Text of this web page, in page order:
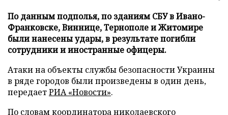
По данным подполья, по зданиям СБУ в Ивано-
Франковске, Виннице, Тернополе и Житомире
были нанесены удары, в результате погибли
сотрудники и иностранные офицеры.
Атаки на объекты службы безопасности Украины
в ряде городов были произведены в один день,
передаетРИА «Новости».
По словам координатора николаевского